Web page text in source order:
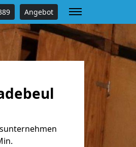
Angebot